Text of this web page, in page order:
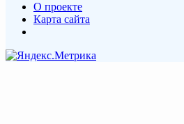
О проекте
Карта сайта